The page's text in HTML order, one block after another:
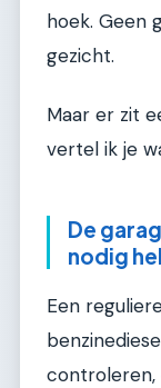
hoek. Geen
gezicht.
Maar er zit
vertel ik je
De
nodig
Een
controleren,